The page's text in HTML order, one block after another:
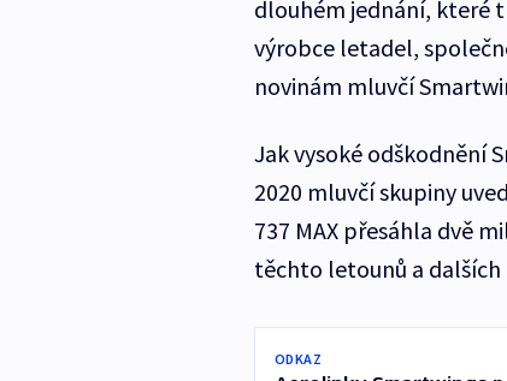
dlouhém jednání, které
výrobce letadel,
novinám mluvčí
Jak vysoké odškodnění
2020 mluvčí skupiny
737 MAX přesáhla dvě
těchto letounů a
ODKAZ